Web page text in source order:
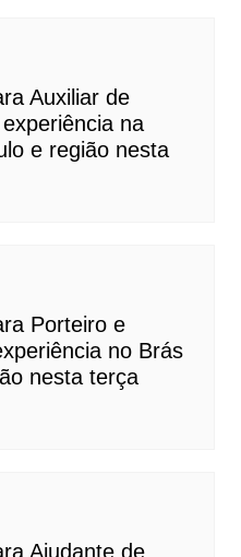
Auxiliar de
na
e região nesta
Porteiro e
no Brás
nesta terça
Ajudante de